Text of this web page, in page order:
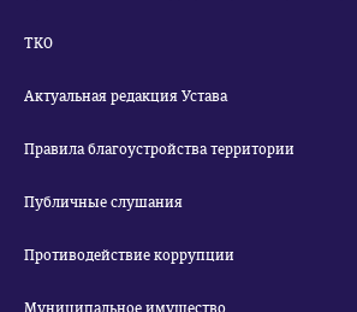
ТКО
Актуальная редакция Устава
Правила благоустройства территории
Публичные слушания
Противодействие коррупции
Муниципальное имущество